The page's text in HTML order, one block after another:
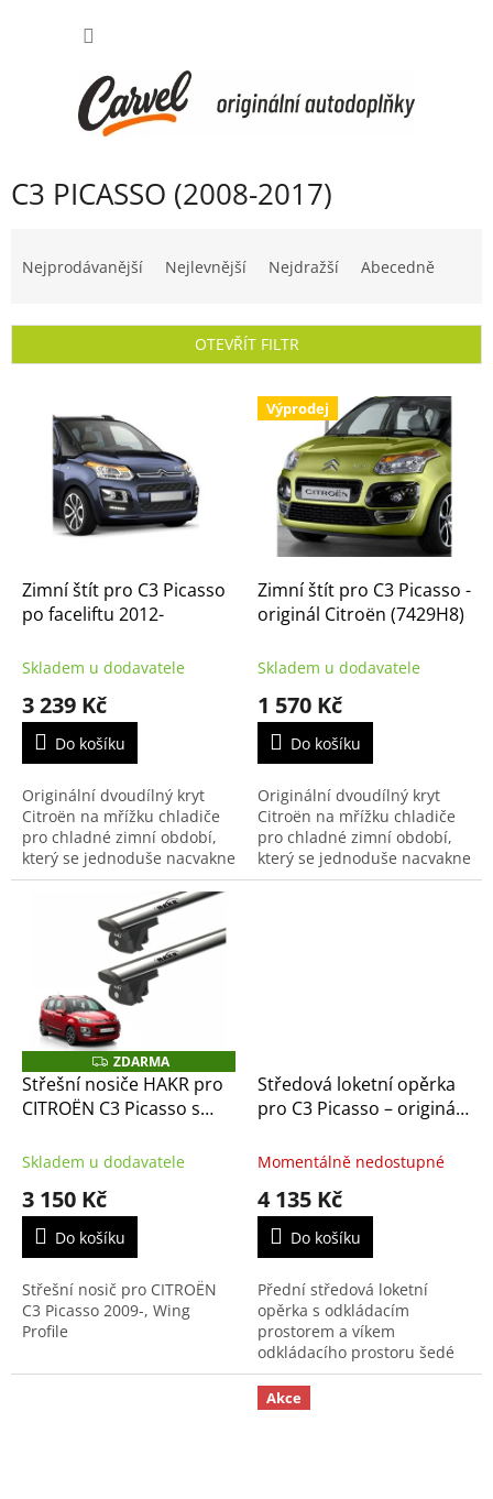
C3 PICASSO (2008-2017)
n
í
Nejprodávanější Nejlevnější Nejdražší Abecedně
OTEVŘÍT FILTR
dZimní štít pro C3 Picasso
po faceliftu 2012-
Skladem u dodavatele
3 239 Kč
Do košíku
Originální dvoudílný kryt
Citroën na mřížku chladiče
pro chladné zimní období,
který se jednoduše nacvakne
na mřížku vozu Citroën C3
Picasso po faceliftu 2012 .
Brání vniknutí...
Výprodej
Zimní štít pro C3 Picasso -
originál Citroën (7429H8)
Skladem u dodavatele
1 570 Kč
Do košíku
Originální dvoudílný kryt
Citroën na mřížku chladiče
pro chladné zimní období,
který se jednoduše nacvakne
na mřížku vozu Citroën C3
Z
D
A
R
ZDARMA
Střešní nosiče HAKR pro
CITROËN C3 Picasso s
Skladem u dodavatele
3 150 Kč
Do košíku
Střešní nosič pro CITROËN
C3 Picasso 2009-, Wing
Profile
Středová loketní opěrka
pro C3 Picasso – originál
Momentálně nedostupné
4 135 Kč
Do košíku
Přední středová loketní
opěrka s odkládacím
prostorem a víkem
odkládacího prostoru šedé
barvy přímo konstruována
pro Citroen C3 Picasso.
Kompatibilní se všemi
Akce